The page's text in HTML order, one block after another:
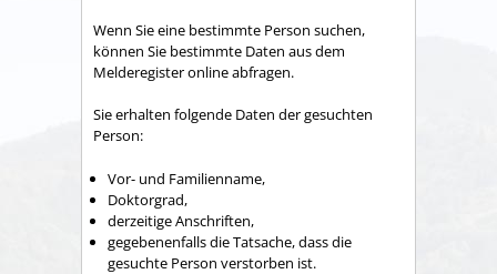
Wenn Sie eine bestimmte Person suchen,
können Sie bestimmte Daten aus dem
Melderegister online abfragen.
Sie erhalten folgende Daten der gesuchten
Person:
Vor- und Familienname,
Doktorgrad,
derzeitige Anschriften,
gegebenenfalls die Tatsache, dass die
gesuchte Person verstorben ist.